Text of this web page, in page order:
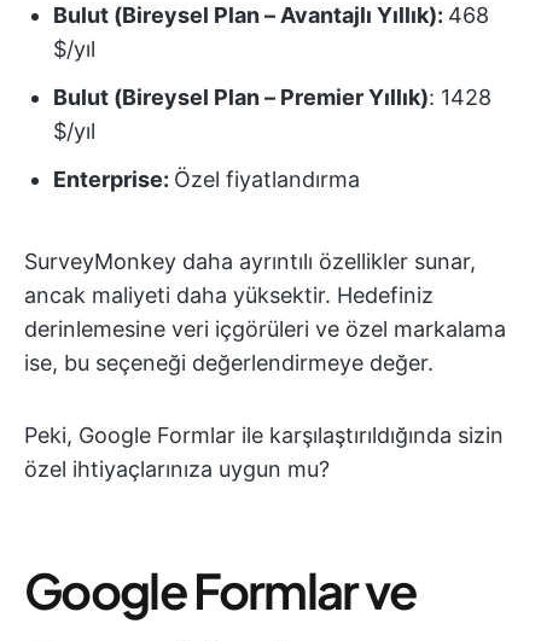
Bulut (Bireysel Plan – Avantajlı Yıllık): 468
$/yıl
Bulut (Bireysel Plan – Premier Yıllık): 1428
$/yıl
Enterprise: Özel fiyatlandırma
SurveyMonkey daha ayrıntılı özellikler sunar,
ancak maliyeti daha yüksektir. Hedefiniz
derinlemesine veri içgörüleri ve özel markalama
ise, bu seçeneği değerlendirmeye değer.
Peki, Google Formlar ile karşılaştırıldığında sizin
özel ihtiyaçlarınıza uygun mu?
Google Formlar ve